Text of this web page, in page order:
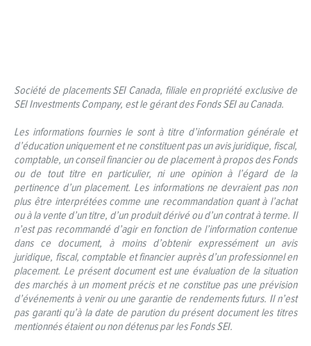
Société de placements SEI Canada, filiale en propriété exclusive de
SEI Investments Company, est le gérant des Fonds SEI au Canada.
Les informations fournies le sont à titre d’information générale et
d’éducation uniquement et ne constituent pas un avis juridique, fiscal,
comptable, un conseil financier ou de placement à propos des Fonds
ou de tout titre en particulier, ni une opinion à l’égard de la
pertinence d’un placement. Les informations ne devraient pas non
plus être interprétées comme une recommandation quant à l’achat
ou à la vente d’un titre, d’un produit dérivé ou d’un contrat à terme. Il
n’est pas recommandé d’agir en fonction de l’information contenue
dans ce document, à moins d’obtenir expressément un avis
juridique, fiscal, comptable et financier auprès d’un professionnel en
placement. Le présent document est une évaluation de la situation
des marchés à un moment précis et ne constitue pas une prévision
d’événements à venir ou une garantie de rendements futurs. Il n’est
pas garanti qu’à la date de parution du présent document les titres
mentionnés étaient ou non détenus par les Fonds SEI.